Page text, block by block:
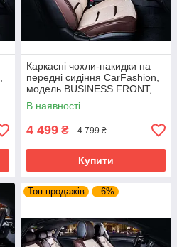
Каркасні чохли-накидки на
передні сидіння CarFashion,
модель BUSINESS FRONT,
бежевий/коричневий
В наявності
4 499 ₴ 4 799 ₴
Купити
Топ продажів –6%